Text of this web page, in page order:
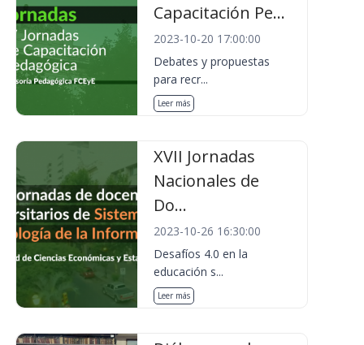
Capacitación Pe...
2023-10-20 17:00:00
Debates y propuestas
para recr...
Leer más
XVII Jornadas
Nacionales de
Do...
2023-10-26 16:30:00
Desafíos 4.0 en la
educación s...
Leer más